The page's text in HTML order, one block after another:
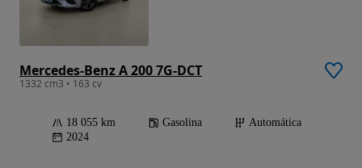
Mercedes-Benz A 200 7G-DCT
1332 cm3 • 163 cv
18 055 km Gasolina
Automática
2024